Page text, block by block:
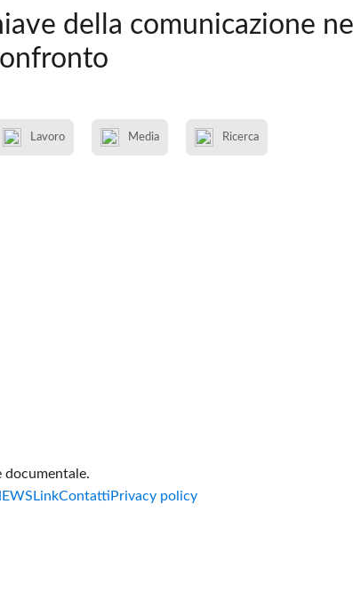
della comunicazione
Lavoro Media Ricerca
documentale.
LinkContatti Privacy policy